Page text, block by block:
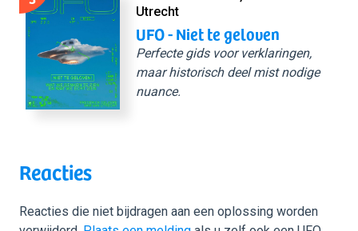
Utrecht
UFO - Niet te geloven
Perfecte gids voor verklaringen,
maar historisch deel mist nodige
nuance.
Reacties
Reacties die niet bijdragen aan een oplossing worden